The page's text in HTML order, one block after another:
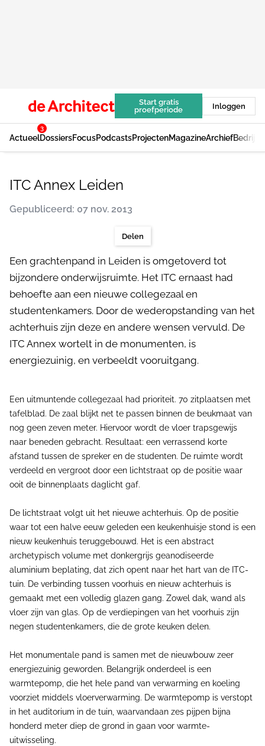
Start gratis
proefperiode
Inloggen
Actueel
3
DossiersFocusPodcastsProjectenMagazineArchief
ITC Annex Leiden
Gepubliceerd: 07 nov. 2013
Delen
Een grachtenpand in Leiden is omgetoverd tot
bijzondere onderwijsruimte. Het ITC ernaast had
behoefte aan een nieuwe collegezaal en
studentenkamers. Door de wederopstanding van het
achterhuis zijn deze en andere wensen vervuld. De
ITC Annex wortelt in de monumenten, is
energiezuinig, en verbeeldt vooruitgang.
Een uitmuntende collegezaal had prioriteit. 70 zitplaatsen met
tafelblad. De zaal blijkt net te passen binnen de beukmaat van
nog geen zeven meter. Hiervoor wordt de vloer trapsgewijs
naar beneden gebracht. Resultaat: een verrassend korte
afstand tussen de spreker en de studenten. De ruimte wordt
verdeeld en vergroot door een lichtstraat op de positie waar
ooit de binnenplaats daglicht gaf.
De lichtstraat volgt uit het nieuwe achterhuis. Op de positie
waar tot een halve eeuw geleden een keukenhuisje stond is een
nieuw keukenhuis teruggebouwd. Het is een abstract
archetypisch volume met donkergrijs geanodiseerde
aluminium beplating, dat zich opent naar het hart van de ITC-
tuin. De verbinding tussen voorhuis en nieuw achterhuis is
gemaakt met een volledig glazen gang. Zowel dak, wand als
vloer zijn van glas. Op de verdiepingen van het voorhuis zijn
negen studentenkamers, die de grote keuken delen.
Het monumentale pand is samen met de nieuwbouw zeer
energiezuinig geworden. Belangrijk onderdeel is een
warmtepomp, die het hele pand van verwarming en koeling
voorziet middels vloerverwarming. De warmtepomp is verstopt
in het auditorium in de tuin, waarvandaan zes pijpen bijna
honderd meter diep de grond in gaan voor warmte-
uitwisseling.